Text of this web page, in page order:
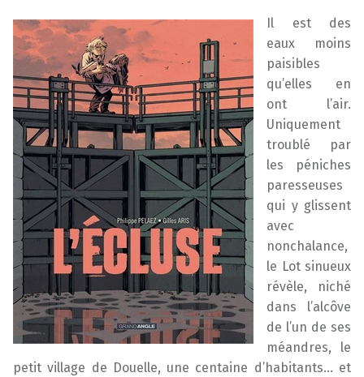
Il est des
eaux moins
paisibles
qu’elles en
ont l’air.
Uniquement
troublé par
les péniches
paresseuses
qui y glissent
avec
nonchalance,
le Lot sinueux
révèle, niché
dans l’alcôve
de l’un de ses
méandres, le
petit village de Douelle, une centaine d’habitants… et